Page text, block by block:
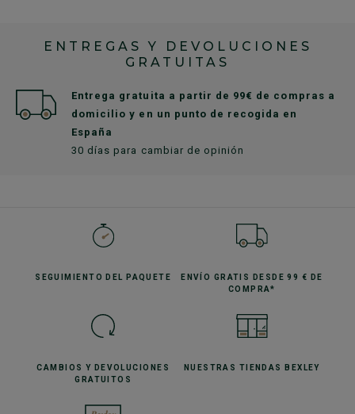
ENTREGAS Y DEVOLUCIONES
GRATUITAS
Entrega gratuita a partir de 99€ de compras a
domicilio y en un punto de recogida en
España
30 días para cambiar de opinión
SEGUIMIENTO DEL PAQUETE ENVÍO GRATIS
DESDE 99 € DE
COMPRA*
CAMBIOS Y DEVOLUCIONES
GRATUITOS
NUESTRAS TIENDAS BEXLEY